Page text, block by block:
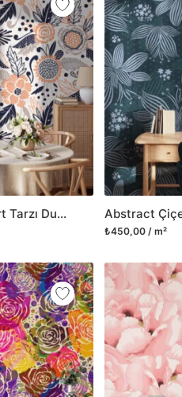
Abstract Çiçek Flat Art Tarzı Duvar Kağıdı, Modern Doğa Tasarımı 3D Duvar Posteri
₺450,00 / m²